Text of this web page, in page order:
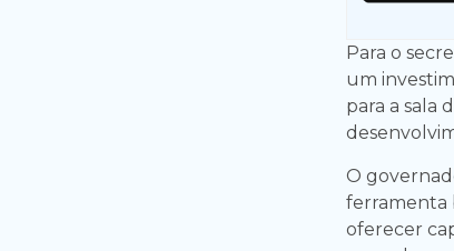
Para o
um
para a sala
O
ferramenta
oferecer